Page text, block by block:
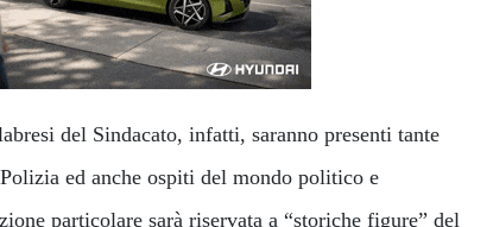
del Sindacato, infatti, saranno presenti tante
ed anche ospiti del mondo politico e
particolare sarà riservata a “storiche figure” del